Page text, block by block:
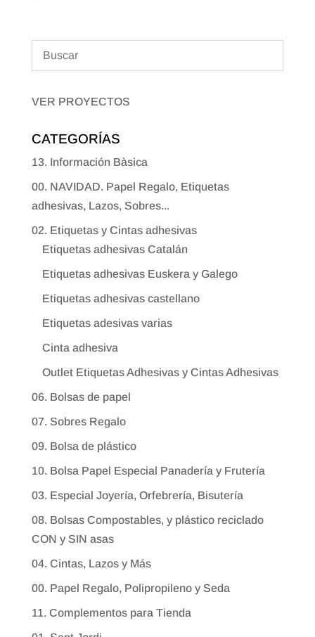
VER PROYECTOS
CATEGORÍAS
13. Información Bàsica
00. NAVIDAD. Papel Regalo, Etiquetas
adhesivas, Lazos, Sobres...
02. Etiquetas y Cintas adhesivas
Etiquetas adhesivas Catalán
Etiquetas adhesivas Euskera y Galego
Etiquetas adhesivas castellano
Etiquetas adesivas varias
Cinta adhesiva
Outlet Etiquetas Adhesivas y Cintas Adhesivas
06. Bolsas de papel
07. Sobres Regalo
09. Bolsa de plástico
10. Bolsa Papel Especial Panadería y Frutería
03. Especial Joyería, Orfebrería, Bisutería
08. Bolsas Compostables, y plástico reciclado
CON y SIN asas
04. Cintas, Lazos y Más
00. Papel Regalo, Polipropileno y Seda
11. Complementos para Tienda